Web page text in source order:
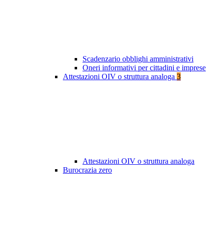
Scadenzario obblighi amministrativi
Oneri informativi per cittadini e imprese
Attestazioni OIV o struttura analoga 3
Attestazioni OIV o struttura analoga
Burocrazia zero